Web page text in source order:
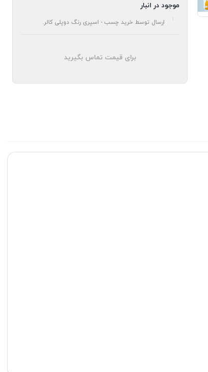
موجود در انبار
ارسال توسط خرید چسب - اسپری رنگ دوپلی کالر.
برای قیمت تماس بگیرید